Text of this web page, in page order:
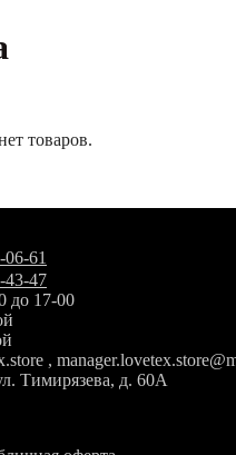
товаров.
61
43-47
до 17-00
,
Тимирязева, д. 60А